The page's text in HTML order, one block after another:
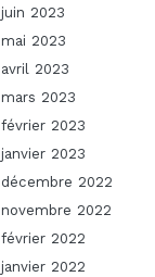
juin 2023
mai 2023
avril 2023
mars 2023
février 2023
janvier 2023
décembre 2022
novembre 2022
février 2022
janvier 2022